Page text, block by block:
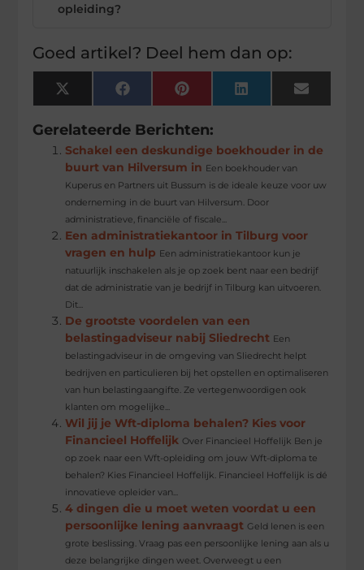
opleiding?
Goed artikel? Deel hem dan op:
X
(Twitter)
FacebookPinterest LinkedIn Email
Gerelateerde Berichten:
Schakel een deskundige boekhouder in de
buurt van Hilversum in Een boekhouder van
Kuperus en Partners uit Bussum is de ideale keuze voor uw
onderneming in de buurt van Hilversum. Door
administratieve, financiële of fiscale...
Een administratiekantoor in Tilburg voor
vragen en hulp Een administratiekantoor kun je
natuurlijk inschakelen als je op zoek bent naar een bedrijf
dat de administratie van je bedrijf in Tilburg kan uitvoeren.
Dit...
De grootste voordelen van een
belastingadviseur nabij Sliedrecht Een
belastingadviseur in de omgeving van Sliedrecht helpt
bedrijven en particulieren bij het opstellen en optimaliseren
van hun belastingaangifte. Ze vertegenwoordigen ook
klanten om mogelijke...
Wil jij je Wft-diploma behalen? Kies voor
Financieel Hoffelijk Over Financieel Hoffelijk Ben je
op zoek naar een Wft-opleiding om jouw Wft-diploma te
behalen? Kies Financieel Hoffelijk. Financieel Hoffelijk is dé
innovatieve opleider van...
4 dingen die u moet weten voordat u een
persoonlijke lening aanvraagt Geld lenen is een
grote beslissing. Vraag pas een persoonlijke lening aan als u
deze belangrijke dingen weet. Overweegt u een